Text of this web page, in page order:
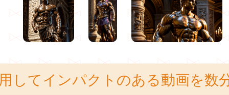
してインパクトのある動画を数